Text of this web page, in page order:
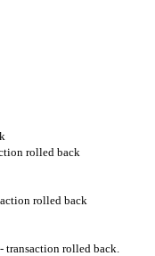
rolled back
rolled back
rolled back.